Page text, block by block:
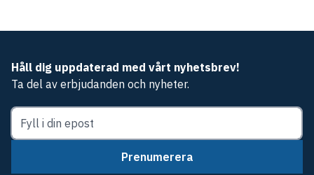
Håll dig uppdaterad med vårt nyhetsbrev!
Ta del av erbjudanden och nyheter.
Prenumerera